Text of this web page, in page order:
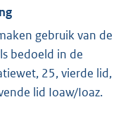
gebruik van de
bedoeld in de
25, vierde lid,
lid Ioaw/Ioaz.